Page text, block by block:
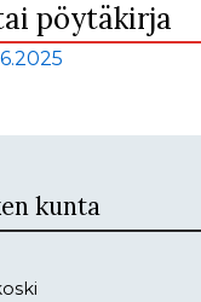
pöytäkirja
kunta